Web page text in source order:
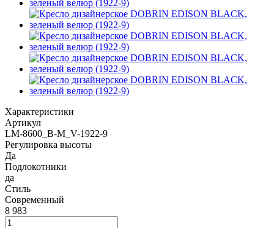
Характеристики
Артикул
LM-8600_B-M_V-1922-9
Регулировка высоты
Да
Подлокотники
да
Стиль
Современный
8 983